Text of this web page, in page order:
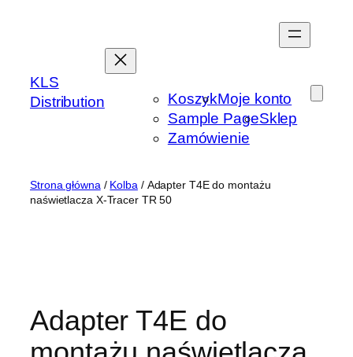
KLS
Distribution
KoszykMoje konto
Sample PageSklep
Zamówienie
Strona główna / Kolba / Adapter T4E do montażu
naświetlacza X-Tracer TR 50
Adapter T4E do